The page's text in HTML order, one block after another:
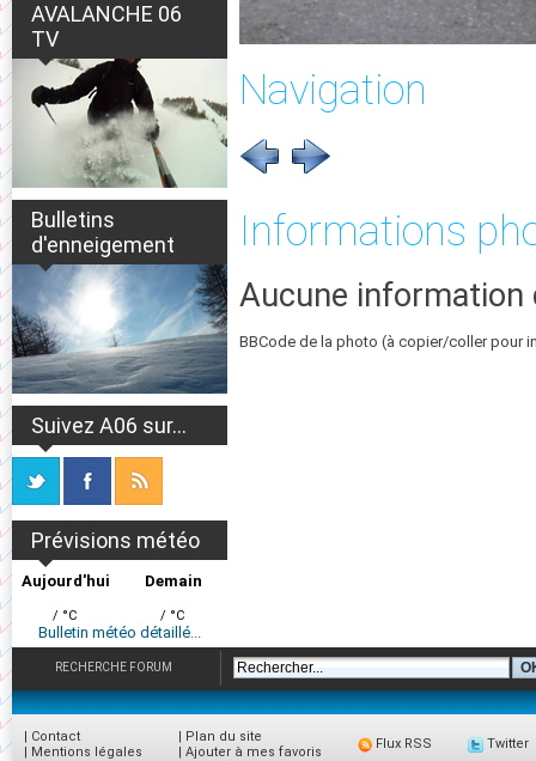
AVALANCHE 06
TV
Bulletins
d'enneigement
Suivez A06 sur...
Prévisions météo
Aujourd'hui
/ °C
Demain
/ °C
Bulletin météo détaillé...
Navigation
Informations
Aucune information
BBCode de la photo (à copier/coller pour
RECHERCHE FORUM
| Contact
| Mentions légales
| Plan du site
| Ajouter à mes favoris
Flux RSS Twitter